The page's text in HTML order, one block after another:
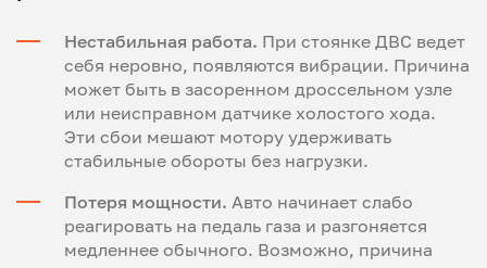
Нестабильная работа. При стоянке ДВС ведет
себя неровно, появляются вибрации. Причина
может быть в засоренном дроссельном узле
или неисправном датчике холостого хода.
Эти сбои мешают мотору удерживать
стабильные обороты без нагрузки.
Потеря мощности. Авто начинает слабо
реагировать на педаль газа и разгоняется
медленнее обычного. Возможно, причина